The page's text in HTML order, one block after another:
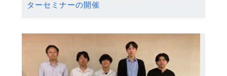
ターセミナーの開催